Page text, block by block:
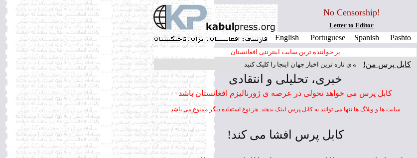
No Censorship!
Letter to Editor
English Portuguese Spanish Pashto
پر خواننده ترين سايت اينترنتی افغانستان
کابل پرس من!
برای مطالعه ی تازه ترين اخبار جهان اينجا را کليک کنيد
خبری، تحليلی و انتقادی
کابل پرس می خواهد تحولی در عرصه ی ژورناليزم افغانستان باشد
سايت ها و وبلاگ ها تنها می توانند به کابل پرس لينک بدهند. هر نوع استفاده ديگر ممنوع می باشد
کابل پرس افشا می کند!